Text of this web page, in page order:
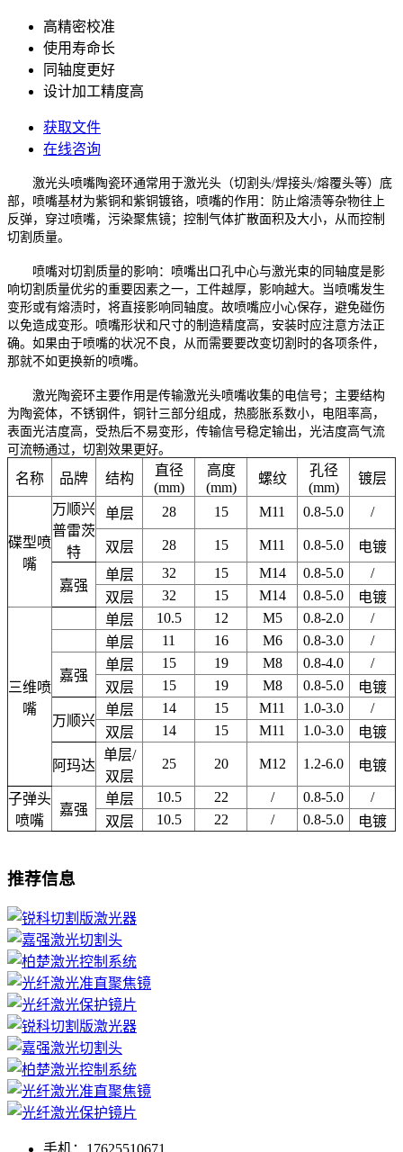
高精密校准
使用寿命长
同轴度更好
设计加工精度高
获取文件
在线咨询
激光头喷嘴陶瓷环通常用于激光头（切割头/焊接头/熔覆头等）底
部，喷嘴基材为紫铜和紫铜镀铬，喷嘴的作用：防止熔渍等杂物往上
反弹，穿过喷嘴，污染聚焦镜；控制气体扩散面积及大小，从而控制
切割质量。
喷嘴对切割质量的影响：喷嘴出口孔中心与激光束的同轴度是影
响切割质量优劣的重要因素之一，工件越厚，影响越大。当喷嘴发生
变形或有熔渍时，将直接影响同轴度。故喷嘴应小心保存，避免碰伤
以免造成变形。喷嘴形状和尺寸的制造精度高，安装时应注意方法正
确。如果由于喷嘴的状况不良，从而需要要改变切割时的各项条件，
那就不如更换新的喷嘴。
激光陶瓷环主要作用是传输激光头喷嘴收集的电信号；主要结构
为陶瓷体，不锈钢件，铜针三部分组成，热膨胀系数小，电阻率高，
表面光洁度高，受热后不易变形，传输信号稳定输出，光洁度高气流
可流畅通过，切割效果更好。
名称 品牌 结构
直径
(mm)
高度
(mm)
螺纹
孔径
(mm)
镀层
碟型喷
嘴
万顺兴
普雷茨
特
单层 28 15 M11 0.8-5.0 /
双层 28 15 M11 0.8-5.0 电镀
嘉强
单层 32 15 M14 0.8-5.0
/
双层
32 15 M14 0.8-5.0 电镀
三维喷
嘴
单层 10.5 12 M5 0.8-2.0
/
单层
11 16 M6 0.8-3.0 /
嘉强
单层 15 19 M8 0.8-4.0
/
双层
15 19 M8 0.8-5.0 电镀
万顺兴
单层 14 15 M11 1.0-3.0
/
双层
14 15 M11 1.0-3.0 电镀
阿玛达
单层/
双层
25 20 M12 1.2-6.0 电镀
子弹头
喷嘴
嘉强
单层 10.5 22 / 0.8-5.0
/
双层
10.5 22 / 0.8-5.0 电镀
推荐信息
手机：17625510671